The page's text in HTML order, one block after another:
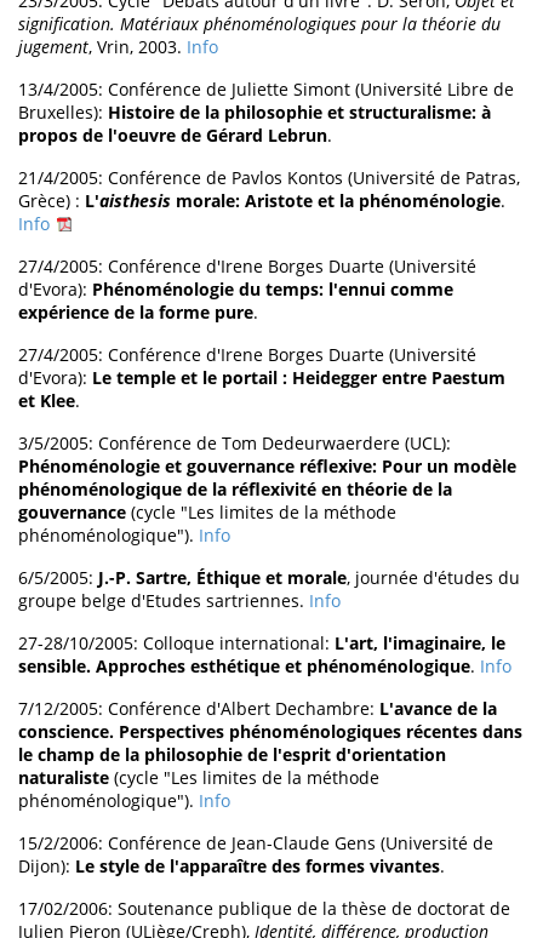
signification. Matériaux phénoménologiques pour la théorie du
jugement, Vrin, 2003. Info
13/4/2005: Conférence de Juliette Simont (Université Libre de
Bruxelles): Histoire de la philosophie et structuralisme: à
propos de l'oeuvre de Gérard Lebrun.
21/4/2005: Conférence de Pavlos Kontos (Université de Patras,
Grèce) : L'aisthesis morale: Aristote et la phénoménologie.
Info
27/4/2005: Conférence d'Irene Borges Duarte (Université
d'Evora): Phénoménologie du temps: l'ennui comme
expérience de la forme pure.
27/4/2005: Conférence d'Irene Borges Duarte (Université
d'Evora): Le temple et le portail : Heidegger entre Paestum
et Klee.
3/5/2005: Conférence de Tom Dedeurwaerdere (UCL):
Phénoménologie et gouvernance réflexive: Pour un modèle
phénoménologique de la réflexivité en théorie de la
gouvernance (cycle "Les limites de la méthode
phénoménologique"). Info
6/5/2005: J.-P. Sartre, Éthique et morale, journée d'études du
groupe belge d'Etudes sartriennes. Info
27-28/10/2005: Colloque international: L'art, l'imaginaire, le
sensible. Approches esthétique et phénoménologique. Info
7/12/2005: Conférence d'Albert Dechambre: L'avance de la
conscience. Perspectives phénoménologiques récentes dans
le champ de la philosophie de l'esprit d'orientation
naturaliste (cycle "Les limites de la méthode
phénoménologique"). Info
15/2/2006: Conférence de Jean-Claude Gens (Université de
Dijon): Le style de l'apparaître des formes vivantes.
17/02/2006: Soutenance publique de la thèse de doctorat de
Julien Pieron (ULiège/Creph), Identité, différence, production